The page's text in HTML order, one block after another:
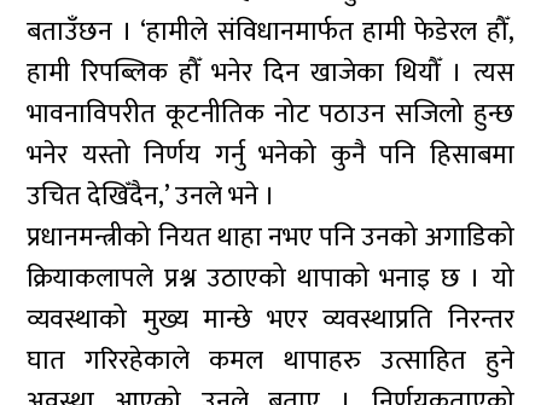
बताउँछन । ‘हामीले संविधानमार्फत हामी फेडेरल हौँ,
हामी रिपब्लिक हौँ भनेर दिन खाजेका थियौँ । त्यस
भावनाविपरीत कूटनीतिक नोट पठाउन सजिलो हुन्छ
भनेर यस्तो निर्णय गर्नु भनेको कुनै पनि हिसाबमा
उचित देखिँदैन,’ उनले भने ।
प्रधानमन्त्रीको नियत थाहा नभए पनि उनको अगाडिको
क्रियाकलापले प्रश्न उठाएको थापाको भनाइ छ । यो
व्यवस्थाको मुख्य मान्छे भएर व्यवस्थाप्रति निरन्तर
घात गरिरहेकाले कमल थापाहरु उत्साहित हुने